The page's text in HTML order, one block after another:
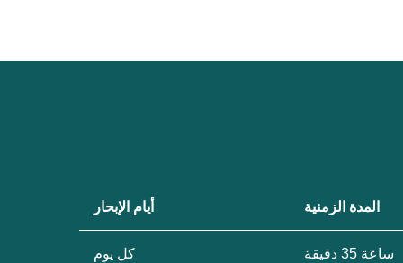
المدة الزمنية أيام الإبحار
ساعة 35 دقيقة كل يوم